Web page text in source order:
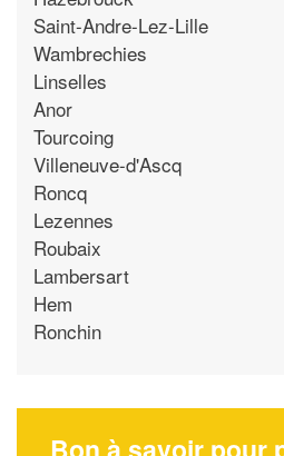
Saint-Andre-Lez-Lille
Wambrechies
Linselles
Anor
Tourcoing
Villeneuve-d'Ascq
Roncq
Lezennes
Roubaix
Lambersart
Hem
Ronchin